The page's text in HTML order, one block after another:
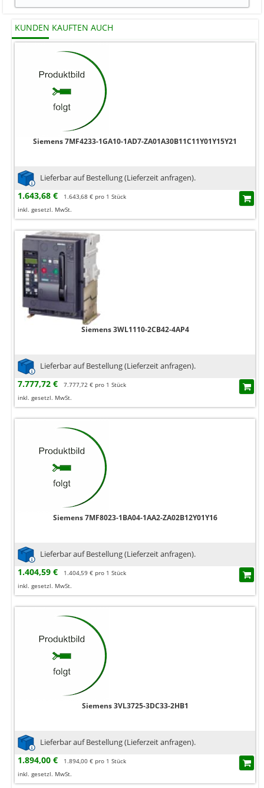
KUNDEN KAUFTEN AUCH
Siemens 7MF4233-1GA10-1AD7-ZA01A30B11C11Y01Y15Y21
Lieferbar auf Bestellung (Lieferzeit anfragen).
1.643,68 €
1.643,68 € pro 1 Stück
inkl. gesetzl. MwSt.
Siemens 3WL1110-2CB42-4AP4
Lieferbar auf Bestellung (Lieferzeit anfragen).
7.777,72 €
7.777,72 € pro 1 Stück
inkl. gesetzl. MwSt.
Siemens 7MF8023-1BA04-1AA2-ZA02B12Y01Y16
Lieferbar auf Bestellung (Lieferzeit anfragen).
1.404,59 €
1.404,59 € pro 1 Stück
inkl. gesetzl. MwSt.
Siemens 3VL3725-3DC33-2HB1
Lieferbar auf Bestellung (Lieferzeit anfragen).
1.894,00 €
1.894,00 € pro 1 Stück
inkl. gesetzl. MwSt.